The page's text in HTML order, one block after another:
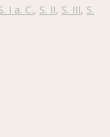
I a. C., S. II, S. III, S.